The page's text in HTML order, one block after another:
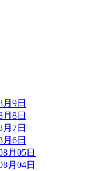
9日
8日
7日
6日
月05日
月04日